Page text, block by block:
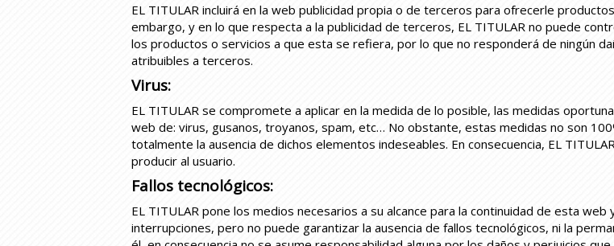
EL TITULAR incluirá en la web publicidad propia o de terceros para ofrecerle
embargo, y en lo que respecta a la publicidad de terceros, EL TITULAR no puede
los productos o servicios a que esta se refiera, por lo que no responderá de ningún
atribuibles a terceros.
Virus:
EL TITULAR se compromete a aplicar en la medida de lo posible, las medidas
web de: virus, gusanos, troyanos, spam, etc… No obstante, estas medidas no son
totalmente la ausencia de dichos elementos indeseables. En consecuencia, EL
producir al usuario.
Fallos tecnológicos:
EL TITULAR pone los medios necesarios a su alcance para la continuidad de esta
interrupciones, pero no puede garantizar la ausencia de fallos tecnológicos, ni la